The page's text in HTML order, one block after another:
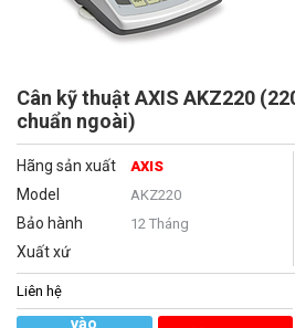
Cân kỹ thuật AXIS AKZ220
chuẩn ngoài)
Hãng sản xuất AXIS
Model AKZ220
Bảo hành 12 Tháng
Xuất xứ
Liên hệ
vào